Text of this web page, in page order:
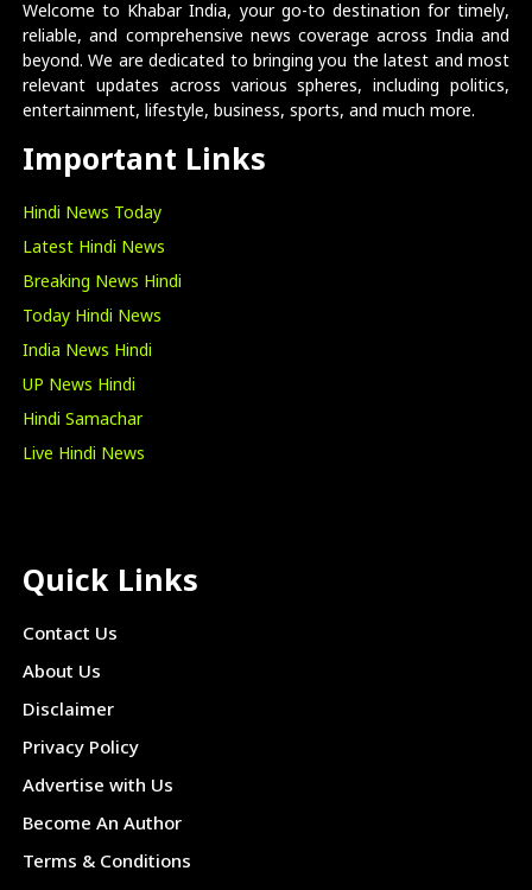
Welcome to Khabar India, your go-to destination for timely,
reliable, and comprehensive news coverage across India and
beyond. We are dedicated to bringing you the latest and most
relevant updates across various spheres, including politics,
entertainment, lifestyle, business, sports, and much more.
Important Links
Hindi News Today
Latest Hindi News
Breaking News Hindi
Today Hindi News
India News Hindi
UP News Hindi
Hindi Samachar
Live Hindi News
Quick Links
Contact Us
About Us
Disclaimer
Privacy Policy
Advertise with Us
Become An Author
Terms & Conditions